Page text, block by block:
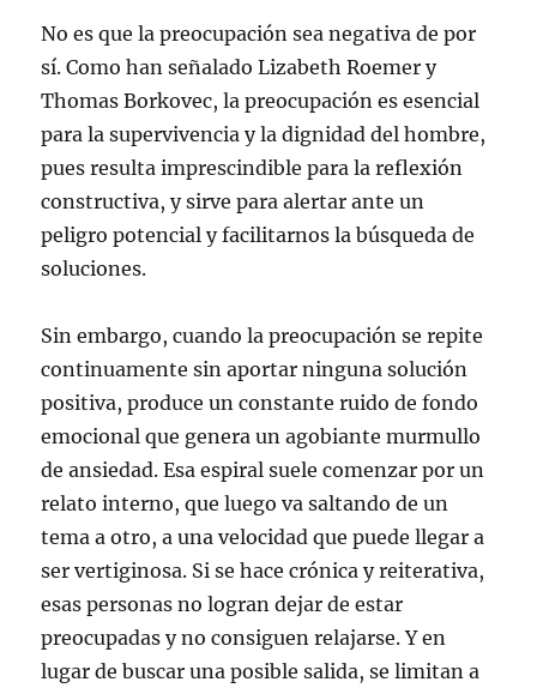
No es que la preocupación sea negativa de por
sí. Como han señalado Lizabeth Roemer y
Thomas Borkovec, la preocupación es esencial
para la supervivencia y la dignidad del hombre,
pues resulta imprescindible para la reflexión
constructiva, y sirve para alertar ante un
peligro potencial y facilitarnos la búsqueda de
soluciones.
Sin embargo, cuando la preocupación se repite
continuamente sin aportar ninguna solución
positiva, produce un constante ruido de fondo
emocional que genera un agobiante murmullo
de ansiedad. Esa espiral suele comenzar por un
relato interno, que luego va saltando de un
tema a otro, a una velocidad que puede llegar a
ser vertiginosa. Si se hace crónica y reiterativa,
esas personas no logran dejar de estar
preocupadas y no consiguen relajarse. Y en
lugar de buscar una posible salida, se limitan a